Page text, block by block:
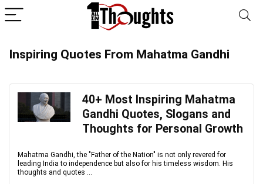
Inspiring Quotes From Mahatma Gandhi
40+ Most Inspiring Mahatma
Gandhi Quotes, Slogans and
Thoughts for Personal Growth
Mahatma Gandhi, the "Father of the Nation" is not only revered for
leading India to independence but also for his timeless wisdom. His
thoughts and quotes ...